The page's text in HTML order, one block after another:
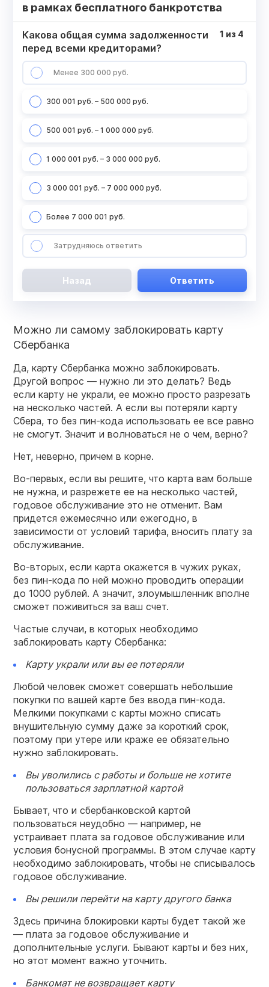
в рамках бесплатного банкротства
Какова общая сумма задолженности
перед всеми кредиторами?
Менее 300 000 руб.
300 001 руб. – 500 000 руб.
500 001 руб. – 1 000 000 руб.
1 000 001 руб. – 3 000 000 руб.
3 000 001 руб. – 7 000 000 руб.
Более 7 000 001 руб.
Затрудняюсь ответить
1 из 4
Назад Ответить
Можно ли самому заблокировать карту
Сбербанка
Да, карту Сбербанка можно заблокировать.
Другой вопрос — нужно ли это делать? Ведь
если карту не украли, ее можно просто разрезать
на несколько частей. А если вы потеряли карту
Сбера, то без пин-кода использовать ее все равно
не смогут. Значит и волноваться не о чем, верно?
Нет, неверно, причем в корне.
Во-первых, если вы решите, что карта вам больше
не нужна, и разрежете ее на несколько частей,
годовое обслуживание это не отменит. Вам
придется ежемесячно или ежегодно, в
зависимости от условий тарифа, вносить плату за
обслуживание.
Во-вторых, если карта окажется в чужих руках,
без пин-кода по ней можно проводить операции
до 1000 рублей. А значит, злоумышленник вполне
сможет поживиться за ваш счет.
Частые случаи, в которых необходимо
заблокировать карту Сбербанка:
Картуукрали или вы ее потеряли
Любой человек сможет совершать небольшие
покупки по вашей карте без ввода пин-кода.
Мелкими покупками с карты можно списать
внушительную сумму даже за короткий срок,
поэтому при утере или краже ее обязательно
нужно заблокировать.
Вы уволились с работы и больше не хотите
пользоваться зарплатной картой
Бывает, что и сбербанковской картой
пользоваться неудобно — например, не
устраивает плата за годовое обслуживание или
условия бонусной программы. В этом случае карту
необходимо заблокировать, чтобы не списывалось
годовое обслуживание.
Вы решили перейти на картудругого банка
Здесь причина блокировки карты будет такой же
— плата за годовое обслуживание и
дополнительные услуги. Бывают карты и без них,
но этот момент важно уточнить.
Банкомат не возвращает карту